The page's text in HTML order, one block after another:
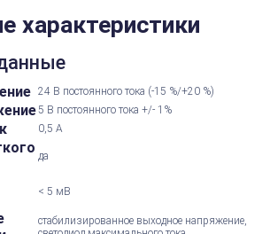
характеристики
24 В постоянного тока (-15 %/+20 %)
5 В постоянного тока +/- 1%
0,5 А
да
< 5 мВ
стабилизированное выходное напряжение,